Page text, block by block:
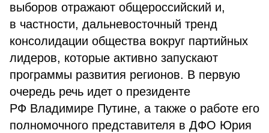
выборов отражают общероссийский и,
в частности, дальневосточный тренд
консолидации общества вокруг партийных
лидеров, которые активно запускают
программы развития регионов. В первую
очередь речь идет о президенте
РФ Владимире Путине, а также о работе его
полномочного представителя в ДФО Юрия